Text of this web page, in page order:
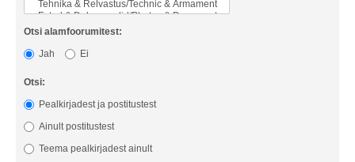
Otsi alamfoorumitest:
Jah
Ei
Otsi:
Pealkirjadest ja postitustest
Ainult postitustest
Teema pealkirjadest ainult